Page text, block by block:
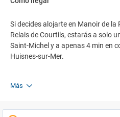
Si decides alojarte en Manoir de la
Relais de Courtils, estarás a solo
Saint-Michel y a apenas 4 min en
Huisnes-sur-Mer.
Más